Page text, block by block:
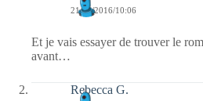
21/09/2016/10:06
Et je vais essayer de trouver le
avant…
Rebecca G.